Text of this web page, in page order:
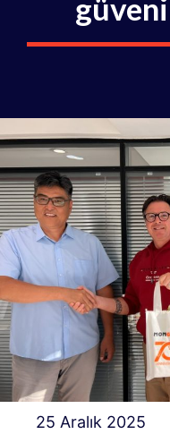
25 Aralık 2025